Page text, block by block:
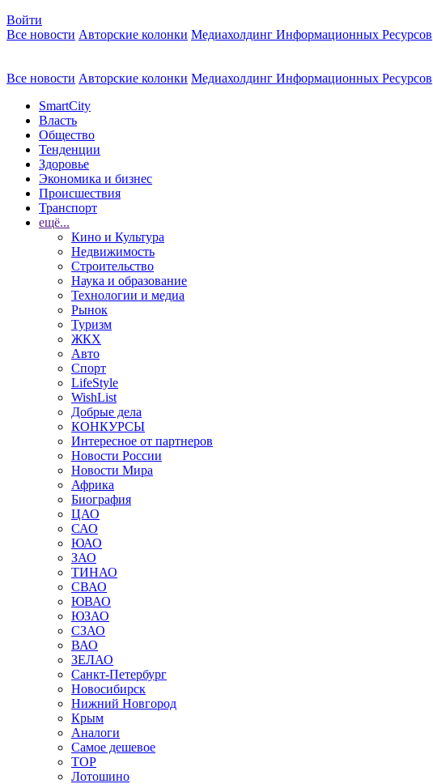
Войти
Все новости Авторские колонки Медиахолдинг Информационных Ресурсов
Все новости Авторские колонки Медиахолдинг Информационных Ресурсов
SmartCity
Власть
Общество
Тенденции
Здоровье
Экономика и бизнес
Происшествия
Транспорт
ещё...
Кино и Культура
Недвижимость
Строительство
Наука и образование
Технологии и медиа
Рынок
Туризм
ЖКХ
Авто
Спорт
LifeStyle
WishList
Добрые дела
КОНКУРСЫ
Интересное от партнеров
Новости России
Новости Мира
Африка
Биография
ЦАО
САО
ЮАО
ЗАО
ТИНАО
СВАО
ЮВАО
ЮЗАО
СЗАО
ВАО
ЗЕЛАО
Санкт-Петербург
Новосибирск
Нижний Новгород
Крым
Аналоги
Самое дешевое
TOP
Лотошино